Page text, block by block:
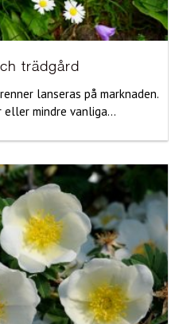
trädgård
lanseras på marknaden.
eller mindre vanliga...